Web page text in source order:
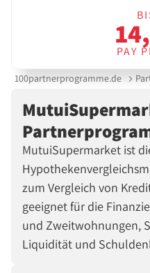
PAY
100partnerprogramme.de
MutuiSupermarket ist
zum Vergleich von
geeignet für die
und Zweitwohnungen,
Liquidität und